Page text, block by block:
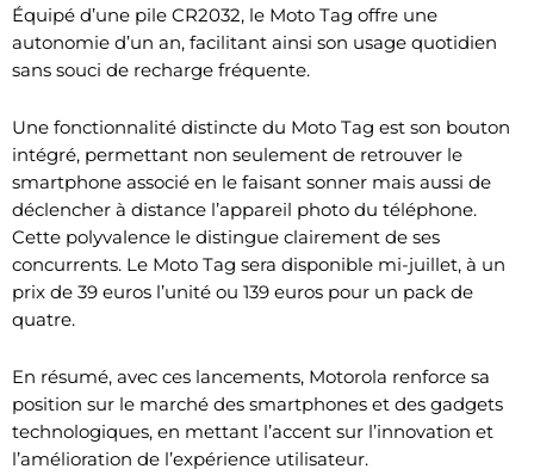
Équipé d’une pile CR2032, le Moto Tag offre une
autonomie d’un an, facilitant ainsi son usage quotidien
sans souci de recharge fréquente.
Une fonctionnalité distincte du Moto Tag est son bouton
intégré, permettant non seulement de retrouver le
smartphone associé en le faisant sonner mais aussi de
déclencher à distance l’appareil photo du téléphone.
Cette polyvalence le distingue clairement de ses
concurrents. Le Moto Tag sera disponible mi-juillet, à un
prix de 39 euros l’unité ou 139 euros pour un pack de
quatre.
En résumé, avec ces lancements, Motorola renforce sa
position sur le marché des smartphones et des gadgets
technologiques, en mettant l’accent sur l’innovation et
l’amélioration de l’expérience utilisateur.